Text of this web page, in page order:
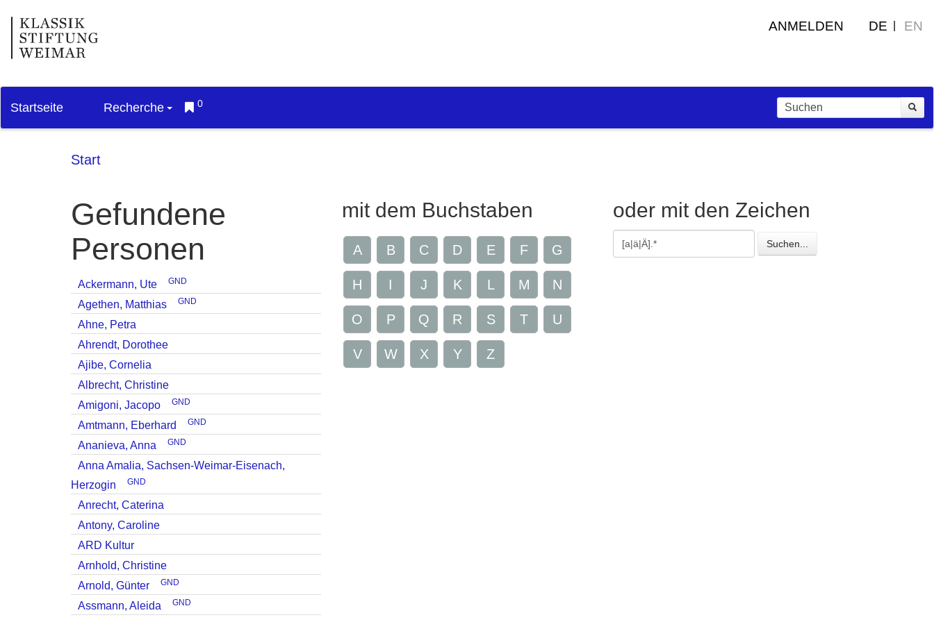
ANMELDEN DE EN
Startseite Recherche 0
Start
Gefundene
Personen
Ackermann, Ute GND
Agethen, Matthias GND
Ahne, Petra
Ahrendt, Dorothee
Ajibe, Cornelia
Albrecht, Christine
Amigoni, Jacopo
GND
Amtmann, Eberhard GND
Ananieva, Anna GND
Anna Amalia, Sachsen-Weimar-Eisenach,
Herzogin
GND
Anrecht, Caterina
Antony, Caroline
ARD Kultur
Arnhold, Christine
Arnold, Günter
GND
Assmann, Aleida GND
mit dem Buchstaben
A B C D E F G
H I J K L M N
O P Q R S T U
V W X Y Z
oder mit den Zeichen
Gesuchte
Zeichen
Suchen...